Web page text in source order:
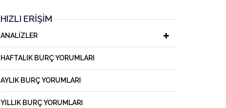
HIZLI ERIŞIM
ANALIZLER
HAFTALIK BURÇ YORUMLARI
AYLIK BURÇ YORUMLARI
YILLIK BURÇ YORUMLARI